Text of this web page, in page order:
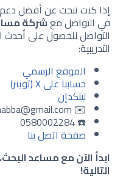
إذا كنت تبحث عن أفضل دعم
في التواصل معشركة
التواصل للحصول على أحدث
التدريبية:
الموقع الرسمي
حسابنا على X (تويتر)
لينكدإن
✉️ afkaabba@gmail.com
☎️ 0580002284
صفحة اتصل بنا
ابدأ الآن مع مساعد
التالية!